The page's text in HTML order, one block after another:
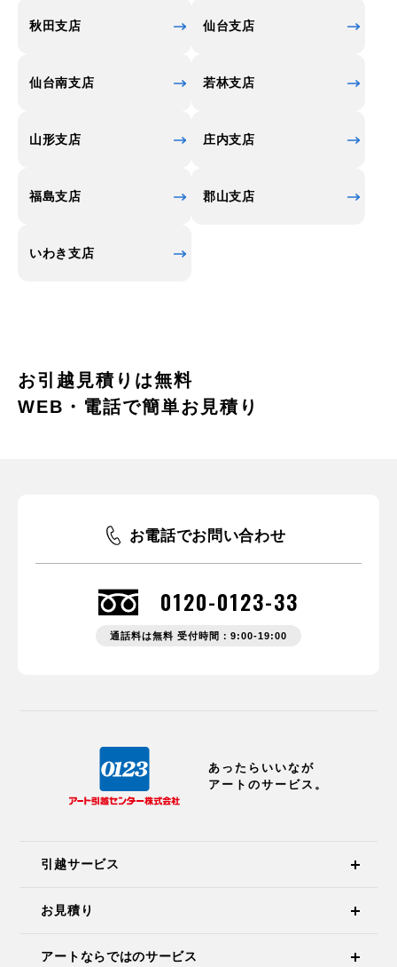
秋田支店 仙台支店
仙台南支店 若林支店
山形支店 庄内支店
福島支店 郡山支店
いわき支店
お引越見積りは無料
WEB・電話で簡単お見積り
お電話でお問い合わせ
0120-0123-33
通話料は無料 受付時間：9:00-19:00
あったらいいなが
アートのサービス。
引越サービス
お見積り
アートならではのサービス